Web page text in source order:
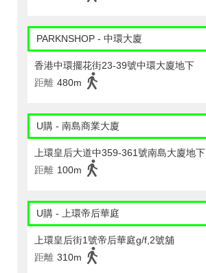
PARKNSHOP - 中環大廈
香港中環擺花街23-39號中環大廈地下
距離 480m
U購 - 南島商業大廈
上環皇后大道中359-361號南島大廈地下
距離 100m
U購 - 上環帝后華庭
上環皇后街1號帝后華庭g/f,2號舖
距離 310m